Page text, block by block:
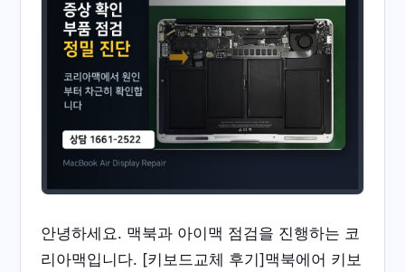
안녕하세요. 맥북과 아이맥 점검을 진행하는 코
리아맥입니다. [키보드교체 후기]맥북에어 키보